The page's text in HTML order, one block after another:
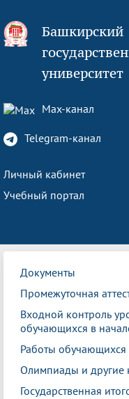
Башкирский
университет
Max-канал
Telegram-канал
Личный кабинет
Учебный портал
Документы
Промежуточная
Входной контроль
обучающихся в
Работы обучающихся
Олимпиады и другие
Государственная